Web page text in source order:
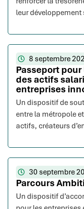
leur
8 septembre
Passeport
des actifs
entreprises
Un dispositif de
entre la métropole
actifs, créateurs
30 septembre
Parcours
Un dispositif